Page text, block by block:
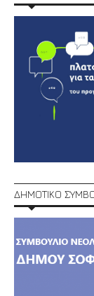
ΔΗΜΟΤΙΚΟ